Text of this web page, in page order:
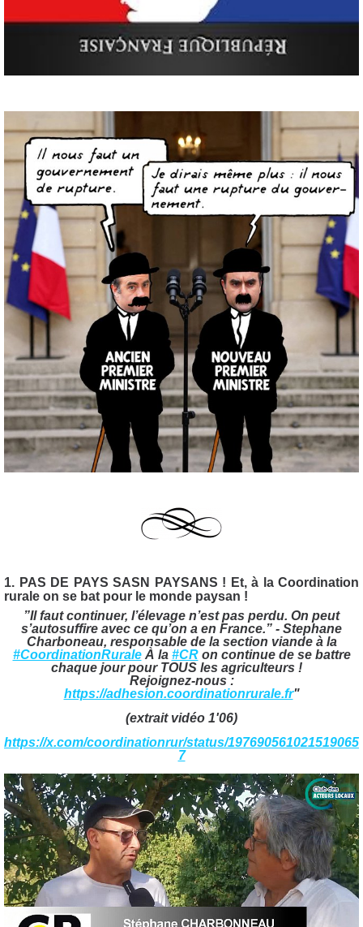
1. PAS DE PAYS SASN PAYSANS ! Et, à la Coordination
rurale on se bat pour le monde paysan !
”Il faut continuer, l’élevage n’est pas perdu. On peut
s’autosuffire avec ce qu’on a en France.” - Stephane
Charboneau, responsable de la section viande à la
#CoordinationRuraleÀ la #CRon continue de se battre
chaque jour pour TOUS les agriculteurs !
Rejoignez-nous :
https://adhesion.coordinationrurale.fr"
(extrait vidéo 1'06)
https://x.com/coordinationrur/status/197690561021519065
7